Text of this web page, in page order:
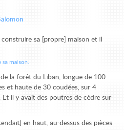
sa [propre] maison et il
maison.
la forêt du Liban, longue de 100
et haute de 30 coudées, sur 4
Et il y avait des poutres de cèdre sur
en haut, au-dessus des pièces